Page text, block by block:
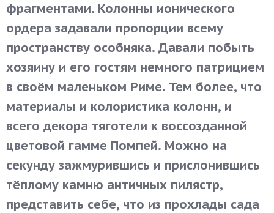
фрагментами. Колонны ионического
ордера задавали пропорции всему
пространству особняка. Давали побыть
хозяину и его гостям немного патрицием
в своём маленьком Риме. Тем более, что
материалы и колористика колонн, и
всего декора тяготели к воссозданной
цветовой гамме Помпей. Можно на
секунду зажмурившись и прислонившись
тёплому камню античных пилястр,
представить себе, что из прохлады сада